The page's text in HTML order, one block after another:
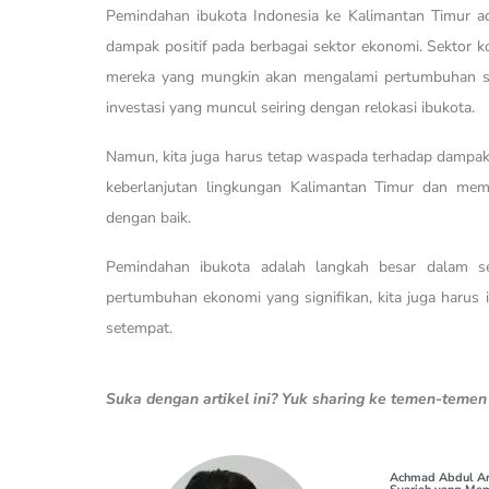
Pemindahan ibukota Indonesia ke Kalimantan Timur
dampak positif pada berbagai sektor ekonomi. Sektor
mereka yang mungkin akan mengalami
investasi yang muncul seiring dengan relokasi ibukota.
Namun, kita juga harus tetap waspada terhadap
keberlanjutan lingkungan Kalimantan Timur dan
dengan baik.
Pemindahan ibukota adalah langkah besar dalam
pertumbuhan ekonomi yang signifikan, kita juga
setempat.
Suka dengan artikel ini? Yuk sharing ke temen-
Achmad Abdul